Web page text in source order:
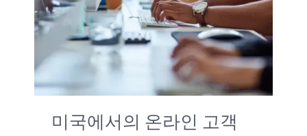
미국에서의 온라인 고객